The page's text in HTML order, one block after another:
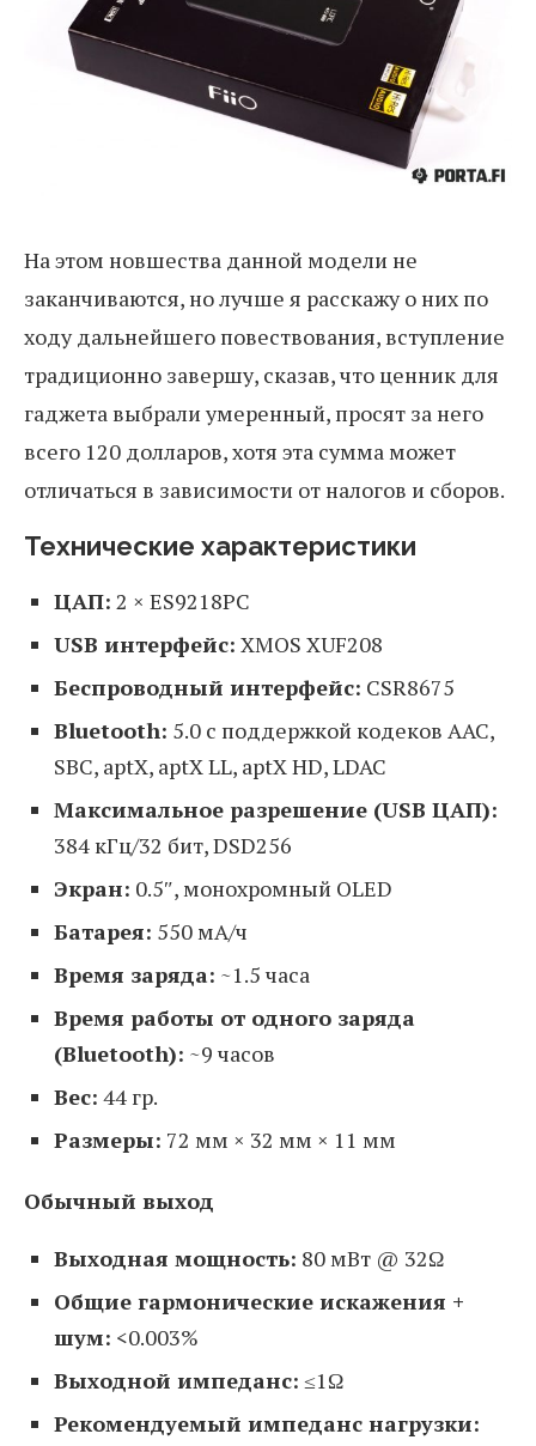
На этом новшества данной модели не
заканчиваются, но лучше я расскажу о них по
ходу дальнейшего повествования, вступление
традиционно завершу, сказав, что ценник для
гаджета выбрали умеренный, просят за него
всего 120 долларов, хотя эта сумма может
отличаться в зависимости от налогов и сборов.
Технические характеристики
ЦАП: 2 × ES9218PC
USB интерфейс: XMOS XUF208
Беспроводный интерфейс: CSR8675
Bluetooth: 5.0 с поддержкой кодеков AAC,
SBC, aptX, aptX LL, aptX HD, LDAC
Максимальное разрешение (USB ЦАП):
384 кГц/32 бит, DSD256
Экран: 0.5″, монохромный OLED
Батарея: 550 мА/ч
Время заряда: ~1.5 часа
Время работы от одного заряда
(Bluetooth): ~9 часов
Вес: 44 гр.
Размеры: 72 мм × 32 мм × 11 мм
Обычный выход
Выходная мощность: 80 мВт @ 32Ω
Общие гармонические искажения +
шум: <0.003%
Выходной импеданс: ≤1Ω
Рекомендуемый импеданс нагрузки: